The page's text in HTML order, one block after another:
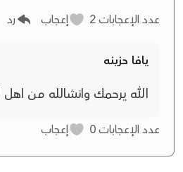
عدد الإعجابات إعجاب رد
يافا حزينه
الله يرحمك وانشالله من اهل
عدد الإعجابات إعجاب